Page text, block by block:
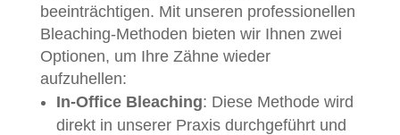
beeinträchtigen. Mit unseren professionellen
Bleaching-Methoden bieten wir Ihnen zwei
Optionen, um Ihre Zähne wieder
aufzuhellen:
In-Office Bleaching: Diese Methode wird
direkt in unserer Praxis durchgeführt und